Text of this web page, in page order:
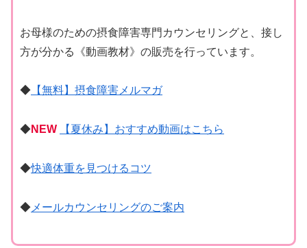
お母様のための摂食障害専門カウンセリングと、接し
方が分かる《動画教材》の販売を行っています。
◆ 【無料】摂食障害メルマガ
◆NEW 【夏休み】おすすめ動画はこちら
◆快適体重を見つけるコツ
◆ メールカウンセリングのご案内